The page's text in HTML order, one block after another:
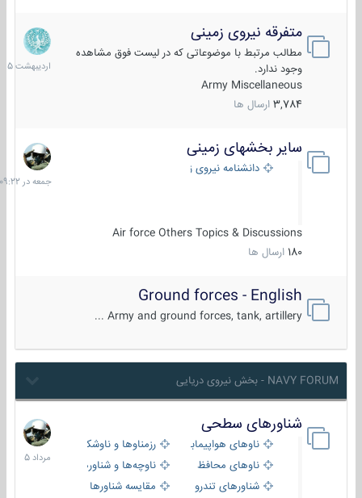
متفرقه نیروی زمینی
مطالب مرتبط با موضوعاتی که در لیست فوق مشاهده
وجود ندارد.
Army Miscellaneous
3,784 ارسال ها
27
1405
سایر بخشهای زمینی
دانشنامه نیروی زمینی
Air force Others Topics & Discussions
180 ارسال ها
جمعه
در
09:22
Ground forces - English
Army and ground forces, tank, artillery ...
NAVY FORUM - بخش نیروی دریایی
شناورهای سطحی
ناوهای هواپیمابر و بالگرد بررزمناوها و ناوشکن‌ها
ناوهای محافظ
ناوچه‌ها و شناورهای گشتی
شناورهای تندرو
مقایسه شناورها
2
مرداد
1405